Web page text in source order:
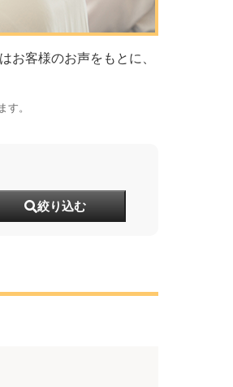
お客様のお声をもとに、
。
絞り込む